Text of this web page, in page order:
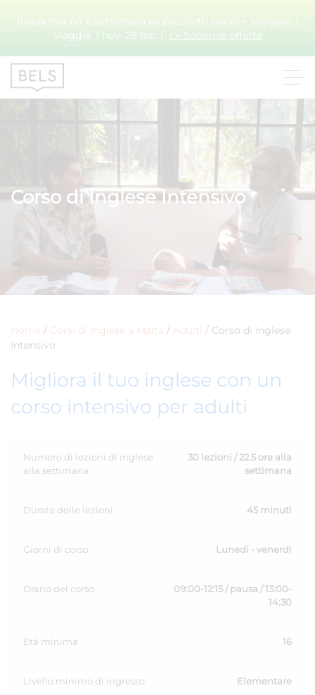
Risparmia 60 €/settimana su pacchetti corso + alloggio. |
Viaggia: 1 nov–28 feb. | 👉 Scopri le offerte
Corso di Inglese Intensivo
Home / Corsi di Inglese a Malta / Adulti / Corso di Inglese
Intensivo
Migliora il tuo inglese con un
corso intensivo per adulti
Numero di lezioni di inglese
alla settimana
30 lezioni / 22.5 ore alla
settimana
Durata delle lezioni 45 minuti
Giorni di corso Lunedì - venerdì
Orario del corso
09:00-12:15 / pausa / 13:00-
14:30
Età minima 16
Livello minimo di ingresso Elementare